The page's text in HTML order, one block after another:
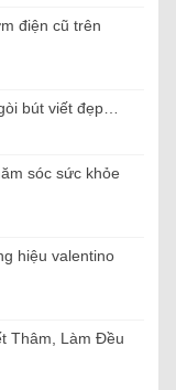
điện cũ trên
bút viết đẹp…
sóc sức khỏe
hiệu valentino
Thâm, Làm Đều